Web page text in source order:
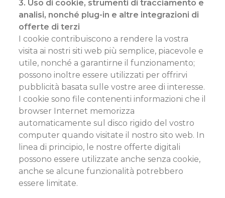
3. Uso di cookie, strumenti di tracciamento e
analisi, nonché plug-in e altre integrazioni di
offerte di terzi
I cookie contribuiscono a rendere la vostra
visita ai nostri siti web più semplice, piacevole e
utile, nonché a garantirne il funzionamento;
possono inoltre essere utilizzati per offrirvi
pubblicità basata sulle vostre aree di interesse.
I cookie sono file contenenti informazioni che il
browser Internet memorizza
automaticamente sul disco rigido del vostro
computer quando visitate il nostro sito web. In
linea di principio, le nostre offerte digitali
possono essere utilizzate anche senza cookie,
anche se alcune funzionalità potrebbero
essere limitate.